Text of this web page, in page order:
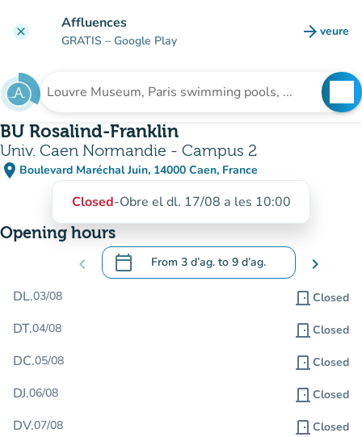
clear Affluences
GRATIS – Google Play arrow_forward veure
(new
Search for an institution
BU Rosalind-Franklin
Univ. Caen Normandie - Campus 2
place Boulevard Maréchal Juin, 14000 Caen, France
(open in Google Maps)
(new tab)
Closed-Obre el dl. 17/08 a les 10:00
Opening hours
chevron_left calendar_today From 3 d’ag. to 9 d’ag.
.Open the calendar to change dates
chevron_right
DL.03/08 door_front Closed
DT.04/08 door_front Closed
DC.05/08 door_front Closed
DJ.06/08 door_front Closed
DV.07/08 door_front Closed